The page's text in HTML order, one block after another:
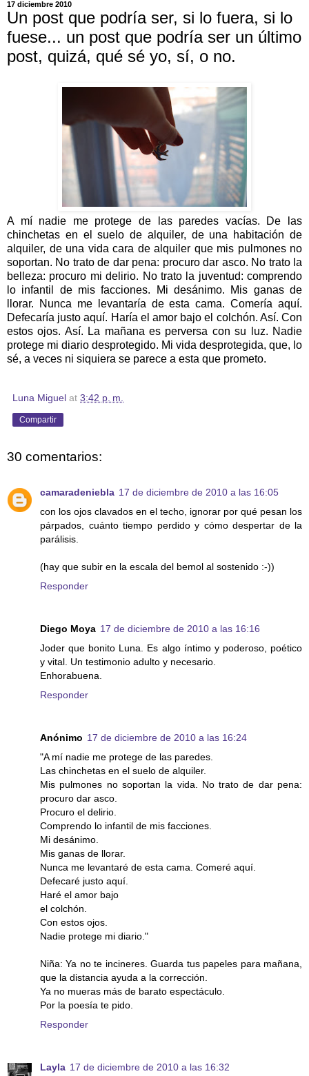
17 diciembre 2010
Un post que podría ser, si lo fuera, si lo
fuese... un post que podría ser un último
post, quizá, qué sé yo, sí, o no.
A mí nadie me protege de las paredes vacías. De las
chinchetas en el suelo de alquiler, de una habitación de
alquiler, de una vida cara de alquiler que mis pulmones no
soportan. No trato de dar pena: procuro dar asco. No trato la
belleza: procuro mi delirio. No trato la juventud: comprendo
lo infantil de mis facciones. Mi desánimo. Mis ganas de
llorar. Nunca me levantaría de esta cama. Comería aquí.
Defecaría justo aquí. Haría el amor bajo el colchón. Así. Con
estos ojos. Así. La mañana es perversa con su luz. Nadie
protege mi diario desprotegido. Mi vida desprotegida, que, lo
sé, a veces ni siquiera se parece a esta que prometo.
Luna Miguel at 3:42 p. m.
Compartir
30 comentarios:
camaradeniebla 17 de diciembre de 2010 a las 16:05
con los ojos clavados en el techo, ignorar por qué pesan los
párpados, cuánto tiempo perdido y cómo despertar de la
parálisis.
(hay que subir en la escala del bemol al sostenido :-))
Responder
Diego Moya 17 de diciembre de 2010 a las 16:16
Joder que bonito Luna. Es algo íntimo y poderoso, poético
y vital. Un testimonio adulto y necesario.
Enhorabuena.
Responder
Anónimo 17 de diciembre de 2010 a las 16:24
"A mí nadie me protege de las paredes.
Las chinchetas en el suelo de alquiler.
Mis pulmones no soportan la vida. No trato de dar pena:
procuro dar asco.
Procuro el delirio.
Comprendo lo infantil de mis facciones.
Mi desánimo.
Mis ganas de llorar.
Nunca me levantaré de esta cama. Comeré aquí.
Defecaré justo aquí.
Haré el amor bajo
el colchón.
Con estos ojos.
Nadie protege mi diario."
Niña: Ya no te incineres. Guarda tus papeles para mañana,
que la distancia ayuda a la corrección.
Ya no mueras más de barato espectáculo.
Por la poesía te pido.
Responder
Layla 17 de diciembre de 2010 a las 16:32